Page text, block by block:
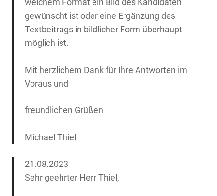
gewünscht ist oder eine Ergänzung des
Textbeitrags in bildlicher Form überhaupt
möglich ist.
Mit herzlichem Dank für Ihre Antworten im
Voraus und
freundlichen Grüßen
Michael Thiel
21.08.2023
Sehr geehrter Herr Thiel,